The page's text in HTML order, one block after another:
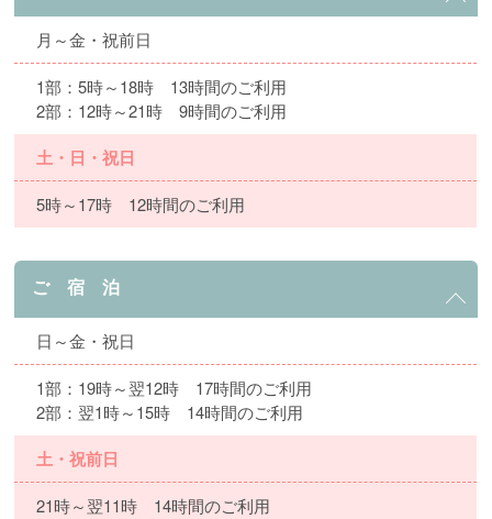
月～金・祝前日
1部：5時～18時 13時間のご利用
2部：12時～21時 9時間のご利用
土・日・祝日
5時～17時 12時間のご利用
ご 宿 泊
日～金・祝日
1部：19時～翌12時 17時間のご利用
2部：翌1時～15時 14時間のご利用
土・祝前日
21時～翌11時 14時間のご利用